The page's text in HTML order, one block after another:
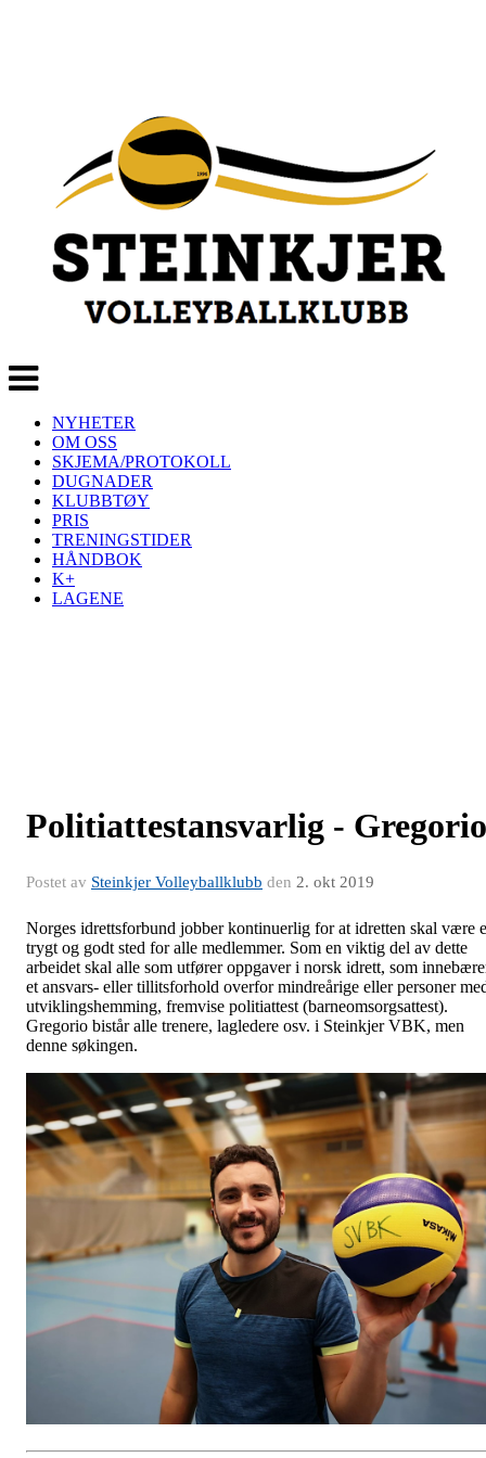
Veksle
navigasjon
NYHETER
OM OSS
SKJEMA/PROTOKOLL
DUGNADER
KLUBBTØY
PRIS
TRENINGSTIDER
HÅNDBOK
K+
LAGENE
Politiattestansvarlig - Gregorio
Postet av Steinkjer Volleyballklubb den 2. okt 2019
Norges idrettsforbund jobber kontinuerlig for at idretten skal være
trygt og godt sted for alle medlemmer. Som en viktig del av dette
arbeidet skal alle som utfører oppgaver i norsk idrett, som
et ansvars- eller tillitsforhold overfor mindreårige eller personer
utviklingshemming, fremvise politiattest (barneomsorgsattest).
Gregorio bistår alle trenere, lagledere osv. i Steinkjer VBK, men
denne søkingen.